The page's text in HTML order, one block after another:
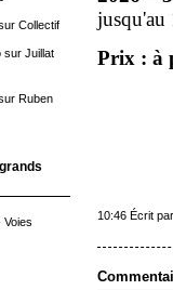
Collectif
sur Juillat
Ruben
Voies
Prix : à
10:46 Écrit